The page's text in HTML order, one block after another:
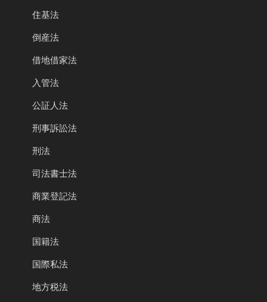
住基法
倒産法
借地借家法
入管法
公証人法
刑事訴訟法
刑法
司法書士法
商業登記法
商法
国籍法
国際私法
地方税法